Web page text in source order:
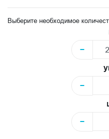
Выберите необходимое
−
−
−